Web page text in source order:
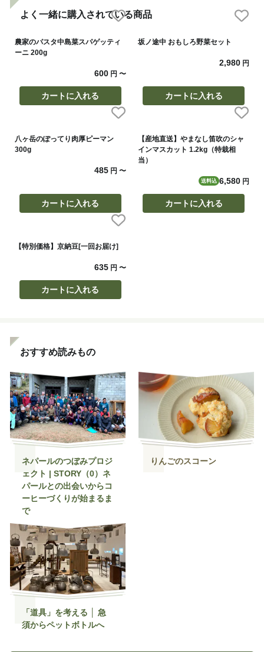
よく一緒に購入されている商品
農家のパスタ中島菜スパゲッティ
ーニ 200g
600円 〜
カートに入れる
坂ノ途中 おもしろ野菜セット
2,980 円
カートに入れる
八ヶ岳のぽってり肉厚ピーマン
300g
485円 〜
カートに入れる
【産地直送】やまなし笛吹のシャ
インマスカット 1.2kg（特栽相
当）
送料込 6,580 円
カートに入れる
【特別価格】京納豆[一回お届け]
635円 〜
カートに入れる
おすすめ読みもの
ネパールのつぼみプロジ
ェクト | STORY（0）ネ
パールとの出会いからコ
ーヒーづくりが始まるま
で
りんごのスコーン
「道具」を考える │ 急
須からペットボトルへ